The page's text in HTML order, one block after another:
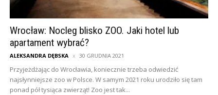
Wrocław: Nocleg blisko ZOO. Jaki hotel lub
apartament wybrać?
ALEKSANDRA DĘBSKA 30 GRUDNIA 2021
Przyjeżdżając do Wrocławia, koniecznie trzeba odwiedzić
najsłynniejsze zoo w Polsce. W samym 2021 roku urodziło się tam
ponad pół tysiąca zwierząt! Zoo jest tak...